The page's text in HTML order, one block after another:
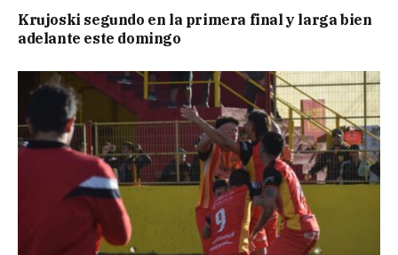
Krujoski segundo en la primera final y larga bien
adelante este domingo